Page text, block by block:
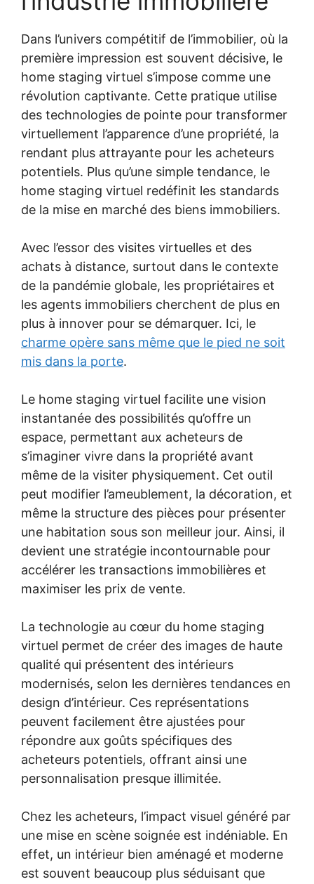
Dans l’univers compétitif de l’immobilier, où la
première impression est souvent décisive, le
home staging virtuel s’impose comme une
révolution captivante. Cette pratique utilise
des technologies de pointe pour transformer
virtuellement l’apparence d’une propriété, la
rendant plus attrayante pour les acheteurs
potentiels. Plus qu’une simple tendance, le
home staging virtuel redéfinit les standards
de la mise en marché des biens immobiliers.
Avec l’essor des visites virtuelles et des
achats à distance, surtout dans le contexte
de la pandémie globale, les propriétaires et
les agents immobiliers cherchent de plus en
plus à innover pour se démarquer. Ici, le
charme opère sans même que le pied ne soit
mis dans la porte.
Le home staging virtuel facilite une vision
instantanée des possibilités qu’offre un
espace, permettant aux acheteurs de
s’imaginer vivre dans la propriété avant
même de la visiter physiquement. Cet outil
peut modifier l’ameublement, la décoration, et
même la structure des pièces pour présenter
une habitation sous son meilleur jour. Ainsi, il
devient une stratégie incontournable pour
accélérer les transactions immobilières et
maximiser les prix de vente.
La technologie au cœur du home staging
virtuel permet de créer des images de haute
qualité qui présentent des intérieurs
modernisés, selon les dernières tendances en
design d’intérieur. Ces représentations
peuvent facilement être ajustées pour
répondre aux goûts spécifiques des
acheteurs potentiels, offrant ainsi une
personnalisation presque illimitée.
Chez les acheteurs, l’impact visuel généré par
une mise en scène soignée est indéniable. En
effet, un intérieur bien aménagé et moderne
est souvent beaucoup plus séduisant que